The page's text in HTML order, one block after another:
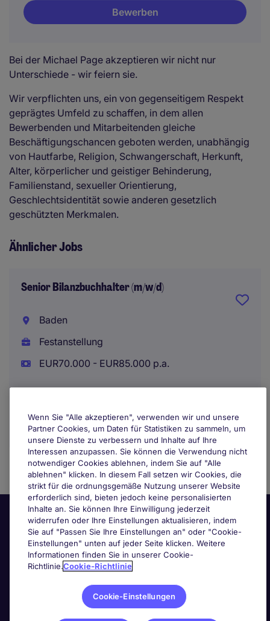
Bewerben
Bei der Michael Page akzeptieren wir nicht nur
Unterschiede - wir feiern sie.
Wir verpflichten uns, ein von gegenseitigem Respekt
geprägtes Umfeld zu schaffen, in dem allen
Bewerbenden und Mitarbeitenden gleiche
Beschäftigungschancen geboten werden, unabhängig
von Hautfarbe, Religion, Schwangerschaft, Herkunft,
Alter, körperlicher und geistiger Behinderung,
Familienstand, sexueller Orientierung,
Geschlechtsidentität sowie anderen gesetzlich
geschützten Merkmalen.
Ähnlicher Jobs
Senior Bilanzbuchhalter (m/w/d)
Baden
Festanstellung
EUR70.000 - EUR85.000 p.a.
Nach Berufsfeld suchen
Wenn Sie "Alle akzeptieren", verwenden wir und unsere
Partner Cookies, um Daten für Statistiken zu sammeln, um
unsere Dienste zu verbessern und Inhalte auf Ihre
Interessen anzupassen. Sie können die Verwendung nicht
notwendiger Cookies ablehnen, indem Sie auf "Alle
ablehnen" klicken. In diesem Fall setzen wir Cookies, die
strikt für die ordnungsgemäße Nutzung unserer Website
erforderlich sind, bieten jedoch keine personalisierten
Inhalte an. Sie können Ihre Einwilligung jederzeit
widerrufen oder Ihre Einstellungen aktualisieren, indem
Sie auf "Passen Sie Ihre Einstellungen an" oder "Cookie-
Einstellungen" unten auf jeder Seite klicken. Weitere
Informationen finden Sie in unserer Cookie-
Richtlinie.Cookie-Richtlinie
Cookie-Einstellungen